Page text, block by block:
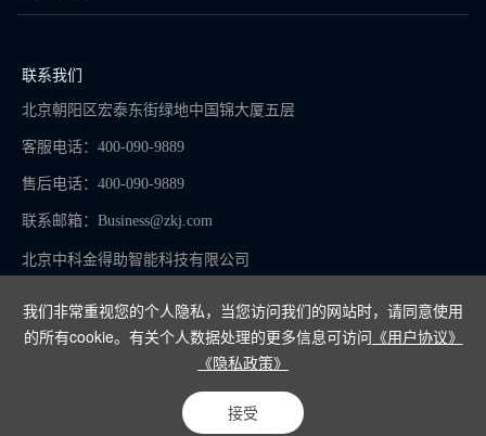
我们非常重视您的个人隐私，当您访问我们的网站时，请同意使用
的所有cookie。有关个人数据处理的更多信息可访问 《用户协议》
《隐私政策》
接受
联系我们
北京朝阳区宏泰东街绿地中国锦大厦五层
客服电话：400-090-9889
售后电话：400-090-9889
联系邮箱： Business@zkj.com
北京中科金得助智能科技有限公司
京ICP备16065273号-9
Copyright © 2024
在线客服